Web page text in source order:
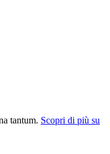
tantum. Scopri di più su